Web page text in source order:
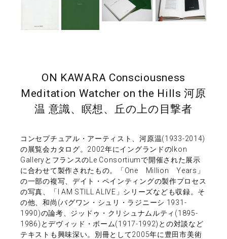
ON KAWARA Consciousness
Meditation Watcher on the Hills 河原
温 意識、瞑想、丘の上の目撃者
コンセプチュアル・アーティスト、河原温(1933-2014)
の展覧会カタログ。2002年にイングランドのIkon
GalleryとフランスのLe Consortiumで開催された展示
に合わせて製作されたもの。「One Million Years」
の一部の複写、デイト・ペインティングの製作プロセス
の写真、「I AM STILL ALIVE」シリーズなども収録。そ
の他、和尚(バグワン・シュリ・ラジニーシ 1931-
1990)の論考、ジッドゥ・クリシュナムルティ(1895-
1986)とデヴィッド・ボーム(1917-1992)との対談など
テキストも興味深い。別冊として2005年に豊田市美術